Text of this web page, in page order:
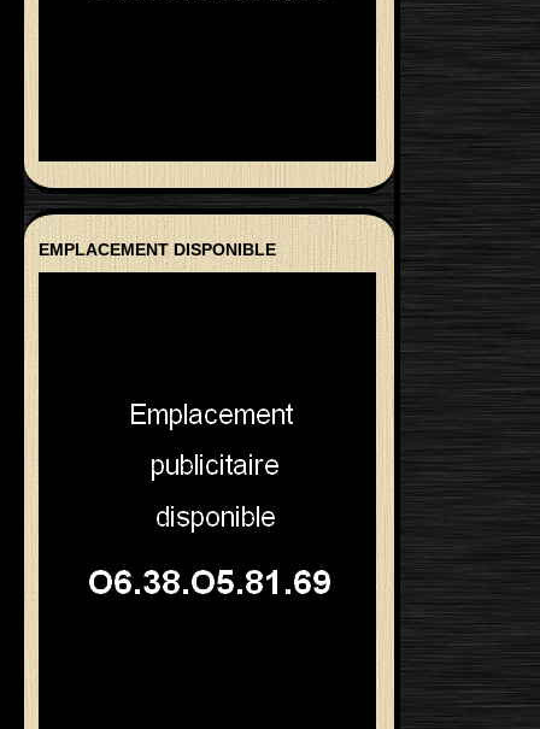
EMPLACEMENT DISPONIBLE